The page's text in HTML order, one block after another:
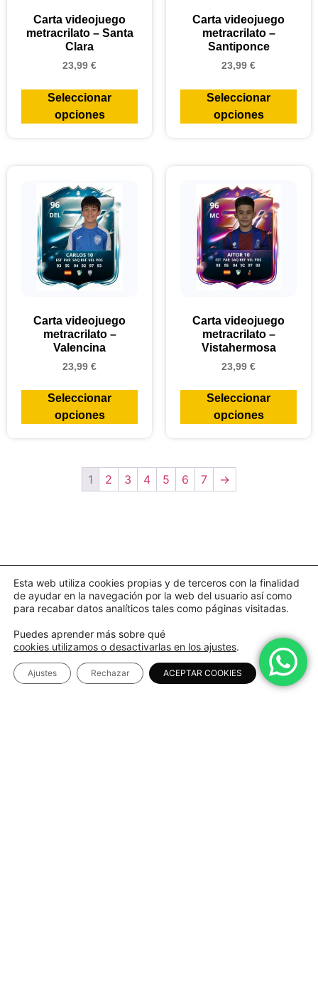
Carta videojuego
metracrilato – Santa
Clara
23,99 €
Seleccionar
opciones
Carta videojuego
metracrilato –
Santiponce
23,99 €
Seleccionar
opciones
Carta videojuego
metracrilato –
Valencina
23,99 €
Seleccionar
opciones
Carta videojuego
metracrilato –
Vistahermosa
23,99 €
Seleccionar
opciones
1 2 3 4 5 6 7 →
Esta web utiliza cookies propias y de terceros con la finalidad
de ayudar en la navegación por la web del usuario así como
para recabar datos analíticos tales como páginas visitadas.
Puedes aprender más sobre qué
cookies utilizamos o desactivarlas en los ajustes.
ACEPTAR COOKIES
Rechazar
Ajustes